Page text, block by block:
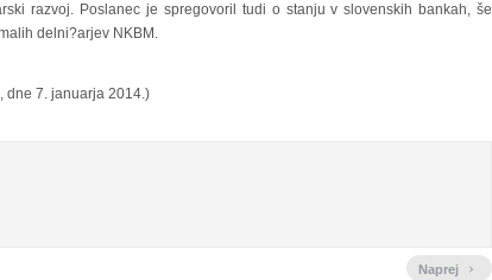
razvoj. Poslanec je spregovoril tudi o stanju v slovenskih bankah, še
delni?arjev NKBM.
dne 7. januarja 2014.)
Naprej ›